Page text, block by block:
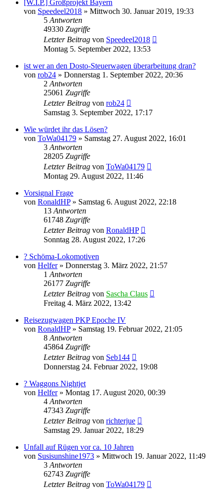
[W.I.P.] Großprojekt Bayern
von Speedeel2018 » Mittwoch 30. Januar 2019, 19:33
5 Antworten
49330 Zugriffe
Letzter Beitrag von Speedeel2018
Montag 5. September 2022, 13:53
ist wer an den Dosto-Steuerwagen überarbeitung dran?
von rob24 » Donnerstag 1. September 2022, 20:36
2 Antworten
25061 Zugriffe
Letzter Beitrag von rob24
Samstag 3. September 2022, 17:17
Wie würdet ihr das Lösen?
von ToWa04179 » Samstag 27. August 2022, 16:01
3 Antworten
28205 Zugriffe
Letzter Beitrag von ToWa04179
Montag 29. August 2022, 11:46
Vorsignal Frage
von RonaldHP» Samstag 6. August 2022, 22:18
13 Antworten
61748 Zugriffe
Letzter Beitrag von RonaldHP
Sonntag 28. August 2022, 17:26
? Schöma-Lokomotiven
von Helfer» Donnerstag 3. März 2022, 21:57
1 Antworten
26177 Zugriffe
Letzter Beitrag von Sascha Claus
Freitag 4. März 2022, 13:42
Reisezugwagen PKP Epoche IV
von RonaldHP» Samstag 19. Februar 2022, 21:05
8 Antworten
45864 Zugriffe
Letzter Beitrag von Seb144
Donnerstag 24. Februar 2022, 19:08
? Waggons Nightjet
von Helfer» Montag 17. August 2020, 00:39
4 Antworten
47343 Zugriffe
Letzter Beitrag von richterjue
Samstag 29. Januar 2022, 18:29
Unfall auf Rügen vor ca. 10 Jahren
von Susisunshine1973 » Mittwoch 19. Januar 2022, 11:49
3 Antworten
62743 Zugriffe
Letzter Beitrag von ToWa04179